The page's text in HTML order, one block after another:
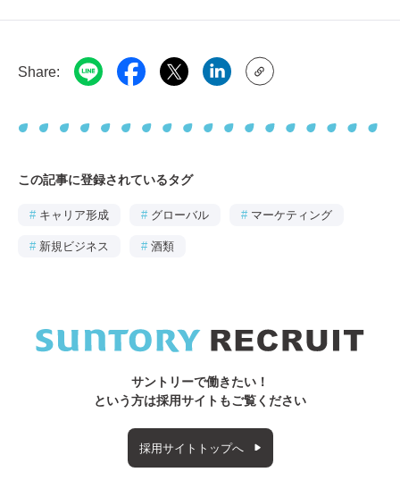
Share:
この記事に登録されているタグ
# キャリア形成 # グローバル # マーケティング
# 新規ビジネス # 酒類
サントリーで働きたい！
という方は採用サイトもご覧ください
採用サイトトップへ